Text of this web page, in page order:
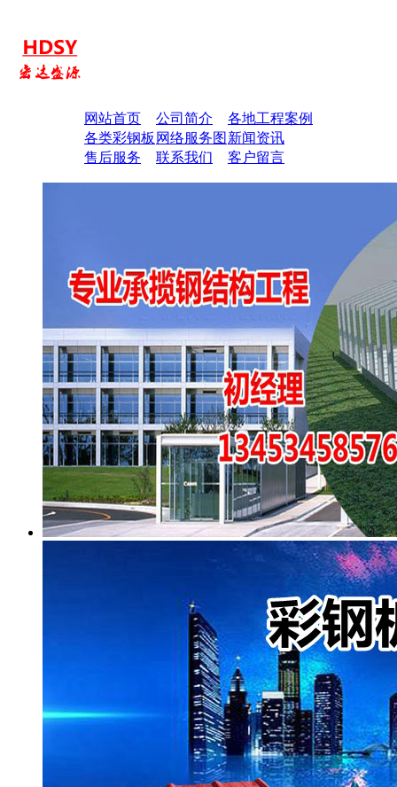
网站首页 公司简介
各地工程案例
各类彩钢板 网络服务图 新闻资讯
售后服务
联系我们 客户留言